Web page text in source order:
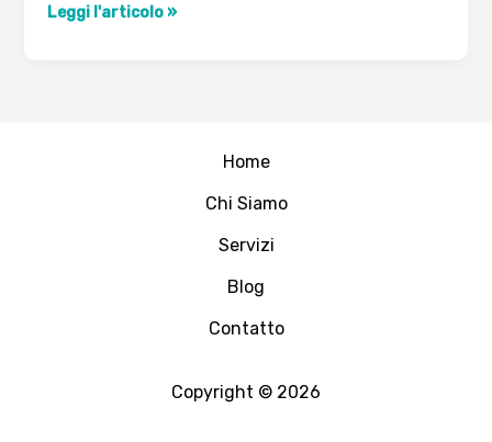
ILeggi l'articolo »
Home
Chi Siamo
Servizi
Blog
Contatto
Copyright © 2026